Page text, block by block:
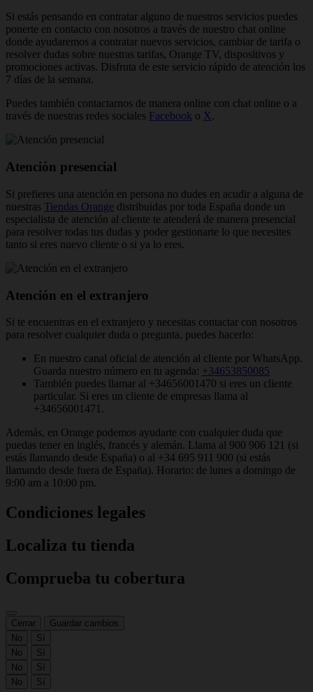
Si estás pensando en contratar alguno de nuestros servicios puedes
ponerte en contacto con nosotros a través de nuestro chat online
donde ayudaremos a contratar nuevos servicios, cambiar de tarifa o
resolver dudas sobre nuestras tarifas, Orange TV, dispositivos y
promociones activas. Disfruta de este servicio rápido de atención los
7 días de la semana.
Puedes también contactarnos de manera online con chat online o a
través de nuestras redes sociales Facebook o X.
Atención presencial
Si prefieres una atención en persona no dudes en acudir a alguna de
nuestras Tiendas Orange distribuidas por toda España donde un
especialista de atención al cliente te atenderá de manera presencial
para resolver todas tus dudas y poder gestionarte lo que necesites
tanto si eres nuevo cliente o si ya lo eres.
Atención en el extranjero
Si te encuentras en el extranjero y necesitas contactar con nosotros
para resolver cualquier duda o pregunta, puedes hacerlo:
En nuestro canal oficial de atención al cliente por WhatsApp.
Guarda nuestro número en tu agenda: +34653850085
También puedes llamar al +34656001470 si eres un cliente
particular. Si eres un cliente de empresas llama al
+34656001471.
Además, en Orange podemos ayudarte con cualquier duda que
puedas tener en inglés, francés y alemán. Llama al 900 906 121 (si
estás llamando desde España) o al +34 695 911 900 (si estás
llamando desde fuera de España). Horario: de lunes a domingo de
9:00 am a 10:00 pm.
Condiciones legales
Localiza tu tienda
Comprueba tu cobertura
Cerrar
Guardar cambios
No
Sí
No
Sí
No
Sí
No
Sí